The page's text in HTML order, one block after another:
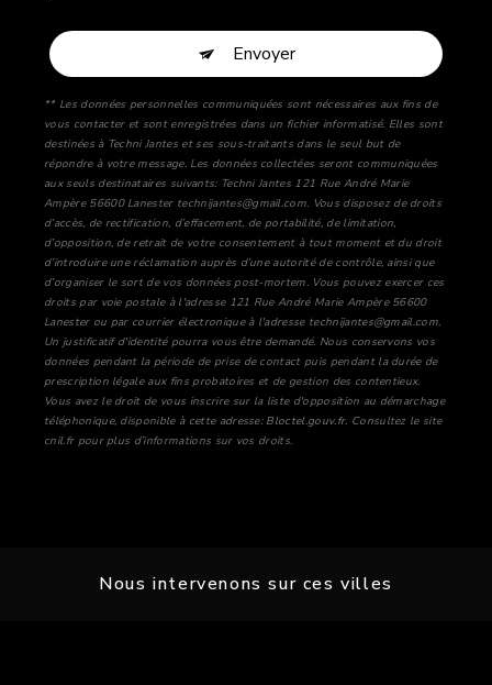
Envoyer
** Les données personnelles communiquées sont nécessaires aux fins de
vous contacter et sont enregistrées dans un fichier informatisé. Elles sont
destinées à Techni Jantes et ses sous-traitants dans le seul but de
répondre à votre message. Les données collectées seront communiquées
aux seuls destinataires suivants: Techni Jantes 121 Rue André Marie
Ampère 56600 Lanester technijantes@gmail.com. Vous disposez de droits
d’accès, de rectification, d’effacement, de portabilité, de limitation,
d’opposition, de retrait de votre consentement à tout moment et du droit
d’introduire une réclamation auprès d’une autorité de contrôle, ainsi que
d’organiser le sort de vos données post-mortem. Vous pouvez exercer ces
droits par voie postale à l'adresse 121 Rue André Marie Ampère 56600
Lanester ou par courrier électronique à l'adresse technijantes@gmail.com.
Un justificatif d'identité pourra vous être demandé. Nous conservons vos
données pendant la période de prise de contact puis pendant la durée de
prescription légale aux fins probatoires et de gestion des contentieux.
Vous avez le droit de vous inscrire sur la liste d'opposition au démarchage
téléphonique, disponible à cette adresse: Bloctel.gouv.fr. Consultez le site
cnil.fr pour plus d’informations sur vos droits.
Nous intervenons sur ces villes